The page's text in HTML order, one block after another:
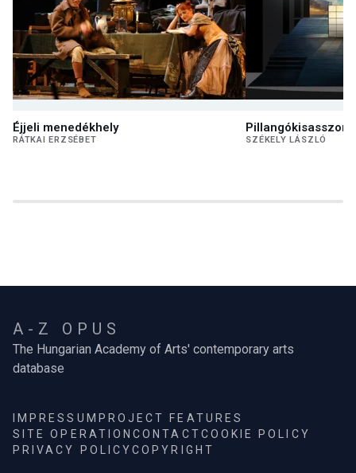
Éjjeli menedékhely
RÁTKAI ERZSÉBET
Pillangókisasszony
SZÉKELY LÁSZLÓ
A-Z OPUS
The Hungarian Academy of Arts' contemporary arts
database
IMPRESSUM PROJECT FEATURES
SITE OPERATIONCONTACTCOOKIE POLICY
PRIVACY POLICYCOPYRIGHT